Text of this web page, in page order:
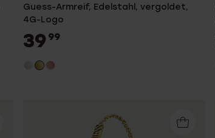
Guess-Armreif, Edelstahl, vergoldet,
4G-Logo
39 99